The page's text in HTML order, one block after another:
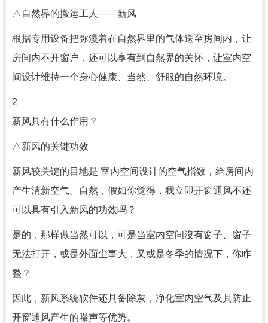
△自然界的搬运工人——新风
根据专用设备把弥漫着在自然界里的气体送至房间内，让
房间内不开窗户，还可以享有到自然界的关怀，让室内空
间设计维持一个身心健康、当然、舒服的自然环境。
2
新风具有什么作用？
△新风的关键功效
新风较关键的目地是 室内空间设计的空气指数，给房间内
产生清新空气。自然，假如你觉得，我立即开窗通风不还
可以具有引入新风的功效吗？
是的，那样做当然可以，可是当室内空间沒有窗子、窗子
无法打开，或是外面尘事大，又或是冬季的情况下，你咋
整？
因此，新风系统软件还具备除灰，净化室内空气及其防止
开窗通风产生的噪声等优势。